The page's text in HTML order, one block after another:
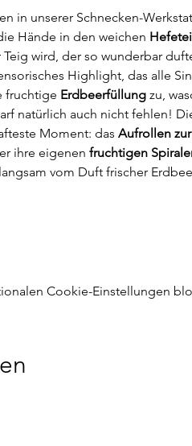
in unserer Schnecken-
Hände in den weichen
wird, der so wunderbar
Highlight, das alle
fruchtige Erdbeerfüllung zu,
natürlich auch nicht fehlen!
Moment: das Aufrollen
ihre eigenen fruchtigen
vom Duft frischer
Cookie-Einstellungen